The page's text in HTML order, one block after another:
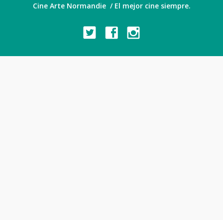
Cine Arte Normandie / El mejor cine siempre.